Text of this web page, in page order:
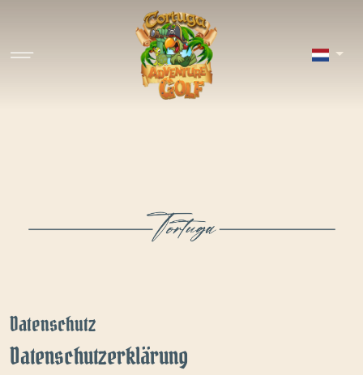
Datenschutz
Datenschutz­erklärung